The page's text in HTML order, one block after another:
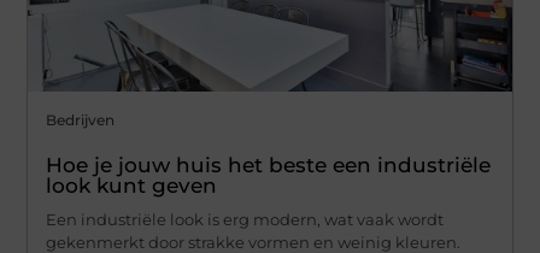
Bedrijven
Hoe je jouw huis het beste een industriële
look kunt geven
Een industriële look is erg modern, wat vaak wordt
gekenmerkt door strakke vormen en weinig kleuren.